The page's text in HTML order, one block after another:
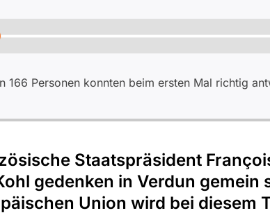
166 Personen konnten beim ersten Mal richtig
Staatspräsident
gedenken in Verdun
Union wird bei diesem